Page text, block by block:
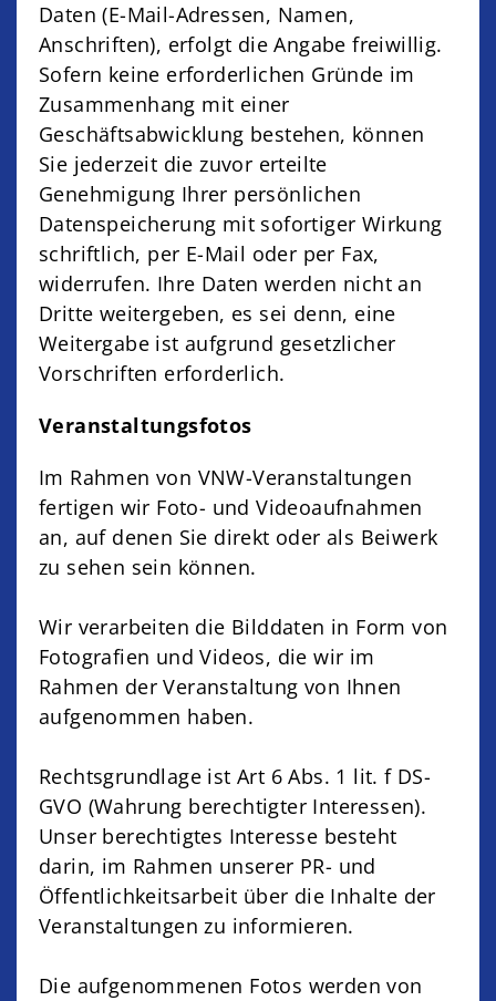
Daten (E-Mail-Adressen, Namen,
Anschriften), erfolgt die Angabe freiwillig.
Sofern keine erforderlichen Gründe im
Zusammenhang mit einer
Geschäftsabwicklung bestehen, können
Sie jederzeit die zuvor erteilte
Genehmigung Ihrer persönlichen
Datenspeicherung mit sofortiger Wirkung
schriftlich, per E-Mail oder per Fax,
widerrufen. Ihre Daten werden nicht an
Dritte weitergeben, es sei denn, eine
Weitergabe ist aufgrund gesetzlicher
Vorschriften erforderlich.
Veranstaltungsfotos
Im Rahmen von VNW-Veranstaltungen
fertigen wir Foto- und Videoaufnahmen
an, auf denen Sie direkt oder als Beiwerk
zu sehen sein können.
Wir verarbeiten die Bilddaten in Form von
Fotografien und Videos, die wir im
Rahmen der Veranstaltung von Ihnen
aufgenommen haben.
Rechtsgrundlage ist Art 6 Abs. 1 lit. f DS-
GVO (Wahrung berechtigter Interessen).
Unser berechtigtes Interesse besteht
darin, im Rahmen unserer PR- und
Öffentlichkeitsarbeit über die Inhalte der
Veranstaltungen zu informieren.
Die aufgenommenen Fotos werden von